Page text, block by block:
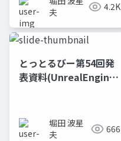
夫
4.2K
とっとるびー第54回発
表資料(UnrealEngine
堀田 波星
夫
666